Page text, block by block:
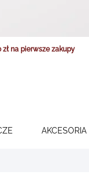
na pierwsze zakupy
AKCESORIA